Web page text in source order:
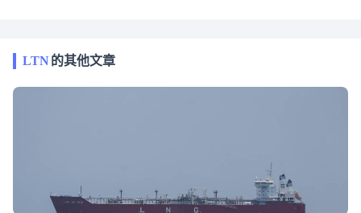
LTN的其他文章